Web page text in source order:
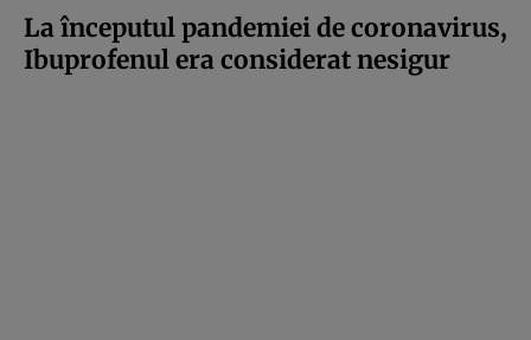
La începutul pandemiei de coronavirus,
Ibuprofenul era considerat nesigur